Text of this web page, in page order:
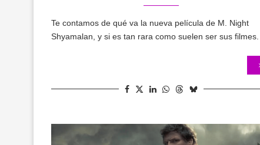
Te contamos de qué va la nueva película de M. Night
Shyamalan, y si es tan rara como suelen ser sus filmes.